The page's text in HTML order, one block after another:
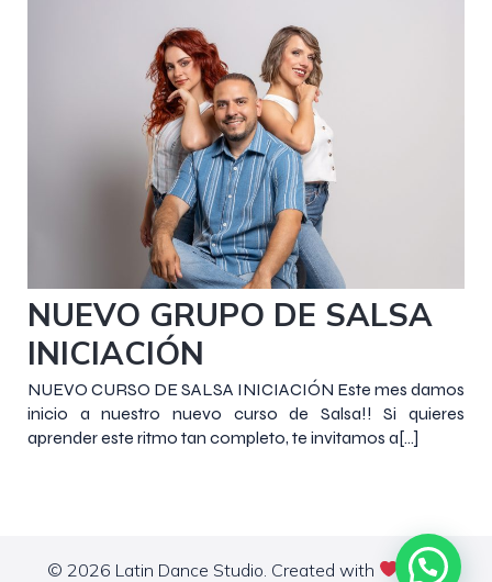
NUEVO GRUPO DE SALSA
INICIACIÓN
NUEVO CURSO DE SALSA INICIACIÓN Este mes damos
inicio a nuestro nuevo curso de Salsa!! Si quieres
aprender este ritmo tan completo, te invitamos a[…]
© 2026 Latin Dance Studio. Created with using